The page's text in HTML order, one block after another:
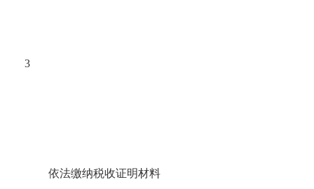
3
依法缴纳税收证明材料